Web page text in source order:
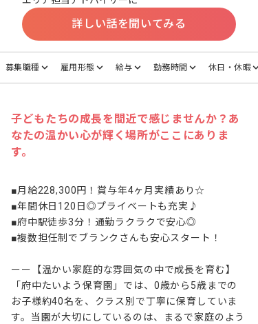
詳しい話を聞いてみる
募集職種 雇用形態 給与 勤務時間 休日・休暇
子どもたちの成長を間近で感じませんか？あ
なたの温かい心が輝く場所がここにありま
す。
■月給228,300円！賞与年4ヶ月実績あり☆
■年間休日120日◎プライベートも充実♪
■府中駅徒歩3分！通勤ラクラクで安心◎
■複数担任制でブランクさんも安心スタート！
ーー【温かい家庭的な雰囲気の中で成長を育む】
「府中たいよう保育園」では、0歳から5歳までの
お子様約40名を、クラス別で丁寧に保育していま
す。当園が大切にしているのは、まるで家庭のよう